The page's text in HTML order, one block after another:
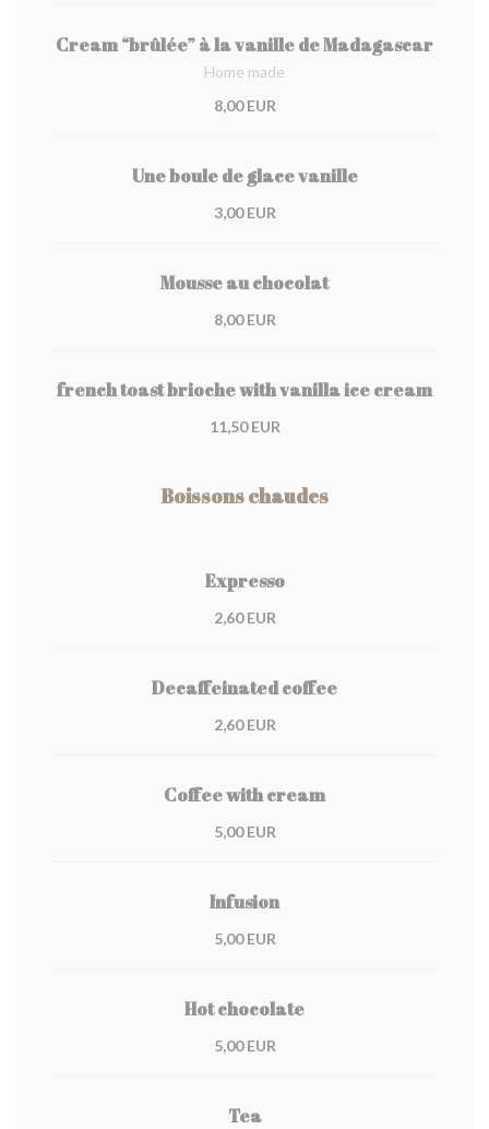
Cream “brûlée” à la vanille de Madagascar
Home made
8,00 EUR
Une boule de glace vanille
3,00 EUR
Mousse au chocolat
8,00 EUR
french toast brioche with vanilla ice cream
11,50 EUR
Boissons chaudes
Expresso
2,60 EUR
Decaffeinated coffee
2,60 EUR
Coffee with cream
5,00 EUR
Infusion
5,00 EUR
Hot chocolate
5,00 EUR
Tea